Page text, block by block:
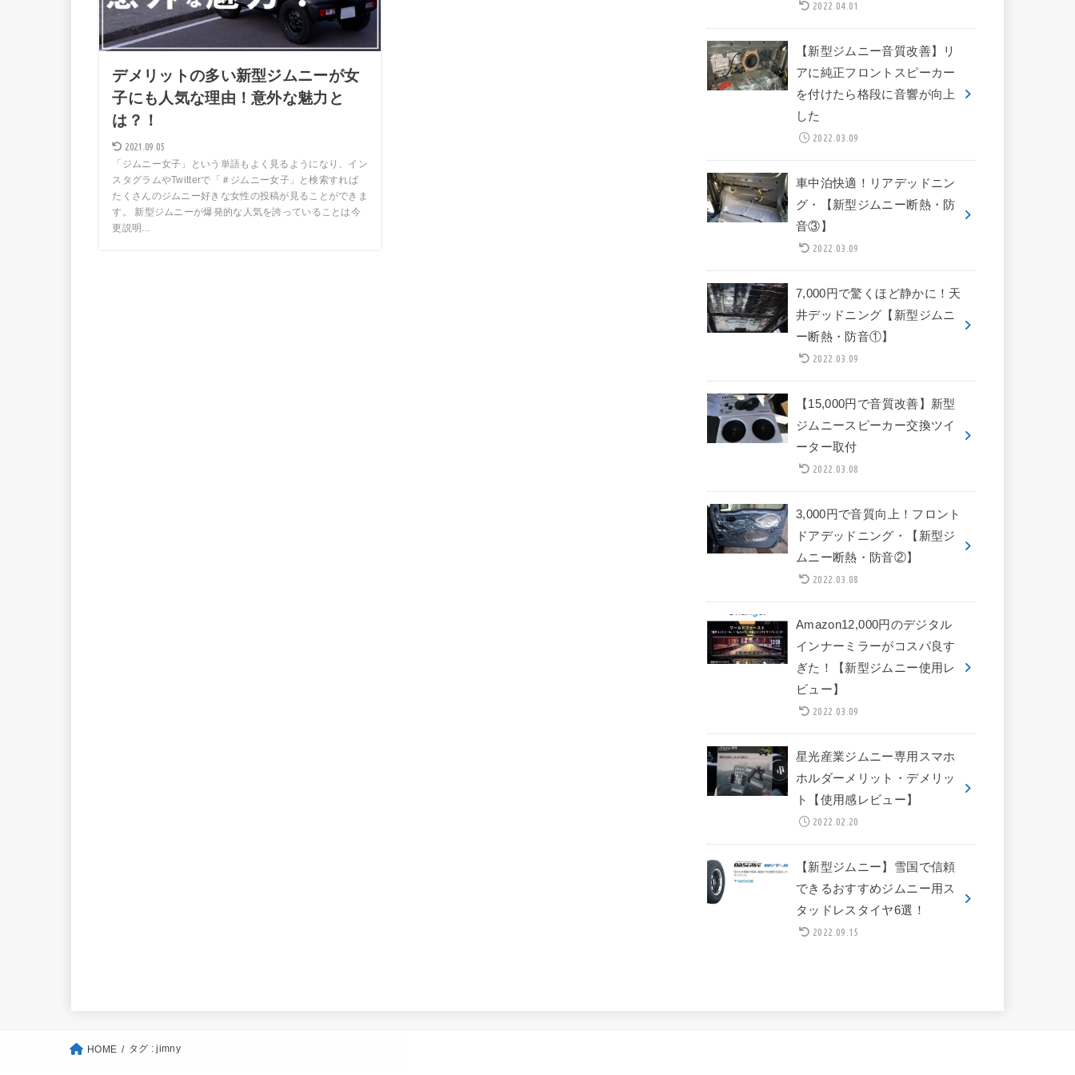
デメリットの多い新型ジムニーが女
子にも人気な理由！意外な魅力と
は？！
2021.09.05
「ジムニー女子」という単語もよく見るようになり、イン
スタグラムやTwitterで「＃ジムニー女子」と検索すれば
たくさんのジムニー好きな女性の投稿が見ることができま
す。 新型ジムニーが爆発的な人気を誇っていることは今
更説明...
2022.04.01
【新型ジムニー音質改善】リ
アに純正フロントスピーカー
を付けたら格段に音響が向上
した
2022.03.09
車中泊快適！リアデッドニン
グ・【新型ジムニー断熱・防
音③】
2022.03.09
7,000円で驚くほど静かに！天
井デッドニング【新型ジムニ
ー断熱・防音①】
2022.03.09
【15,000円で音質改善】新型
ジムニースピーカー交換ツイ
ーター取付
2022.03.08
3,000円で音質向上！フロント
ドアデッドニング・【新型ジ
ムニー断熱・防音②】
2022.03.08
Amazon12,000円のデジタル
インナーミラーがコスパ良す
ぎた！【新型ジムニー使用レ
ビュー】
2022.03.09
星光産業ジムニー専用スマホ
ホルダーメリット・デメリッ
ト【使用感レビュー】
2022.02.20
【新型ジムニー】雪国で信頼
できるおすすめジムニー用ス
タッドレスタイヤ6選！
2022.09.15
HOME タグ : jimny